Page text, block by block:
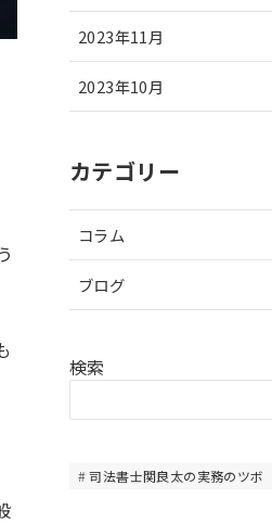
2023年11月
2023年10月
カテゴリー
コラム
ブログ
検索
司法書士関良太の実務のツボ